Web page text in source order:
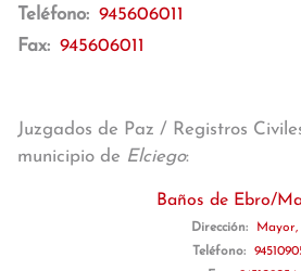
Teléfono: 945606011
Fax: 945606011
Juzgados de Paz / Registros
municipio de Elciego:
Baños de Ebro/
Dirección:
Mayor,
Teléfono: